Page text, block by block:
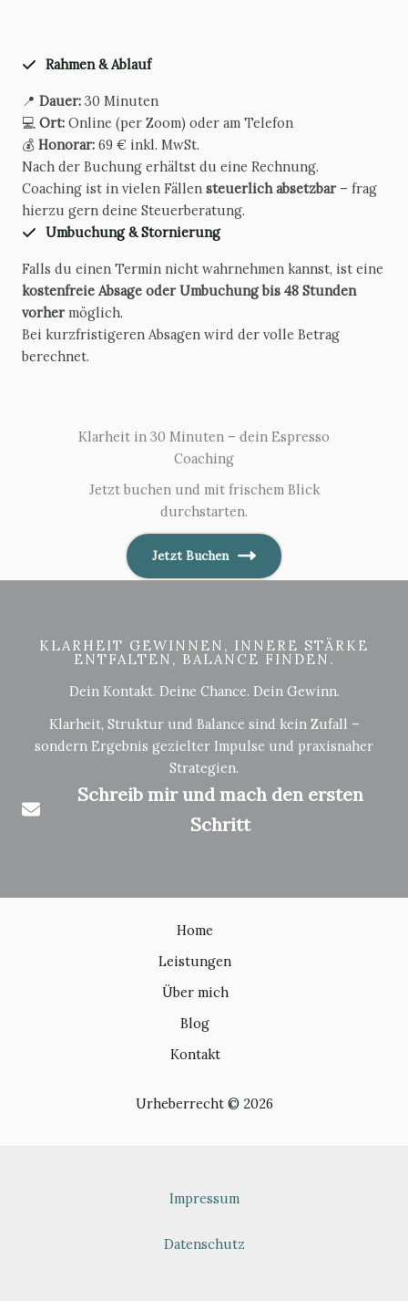
Rahmen & Ablauf
📍 Dauer: 30 Minuten
💻 Ort: Online (per Zoom) oder am Telefon
💰 Honorar: 69 € inkl. MwSt.
Nach der Buchung erhältst du eine Rechnung.
Coaching ist in vielen Fällen steuerlich absetzbar– frag
hierzu gern deine Steuerberatung.
Umbuchung & Stornierung
Falls du einen Termin nicht wahrnehmen kannst, ist eine
kostenfreie Absage oder Umbuchung bis 48 Stunden
vorhermöglich.
Bei kurzfristigeren Absagen wird der volle Betrag
berechnet.
Klarheit in 30 Minuten – dein Espresso
Coaching
Jetzt buchen und mit frischem Blick
durchstarten.
Jetzt Buchen
KLARHEIT GEWINNEN, INNERE STÄRKE
ENTFALTEN, BALANCE FINDEN.
Dein Kontakt. Deine Chance. Dein Gewinn.
Klarheit, Struktur und Balance sind kein Zufall –
sondern Ergebnis gezielter Impulse und praxisnaher
Strategien.
Schreib mir und mach den ersten
Schritt
Home
Leistungen
Über mich
Blog
Kontakt
Urheberrecht © 2026
Impressum
Datenschutz